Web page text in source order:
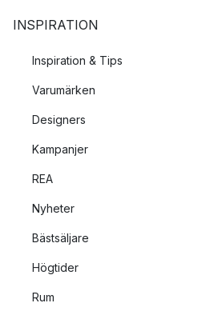
INSPIRATION
Inspiration & Tips
Varumärken
Designers
Kampanjer
REA
Nyheter
Bästsäljare
Högtider
Rum